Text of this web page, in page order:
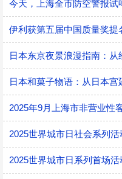
伊利获第五届中国质量奖提
日本东京夜景浪漫指南：
日本和菓子物语：从日本
2025年9月上海市非营业性
2025世界城市日系列首场